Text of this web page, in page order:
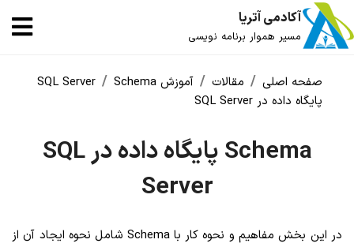
آکادمی آتریا
مسیر هموار برنامه نویسی
صفحه اصلی مقالات آموزش SQL Server Schema
پایگاه داده در SQL Server
Schema پایگاه داده در SQL
Server
در این بخش مفاهیم و نحوه کار با Schema شامل نحوه ایجاد آن از